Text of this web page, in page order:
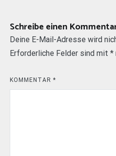
Schreibe einen
Deine E-Mail-Adresse wird
Erforderliche Felder sind mit *
KOMMENTAR *